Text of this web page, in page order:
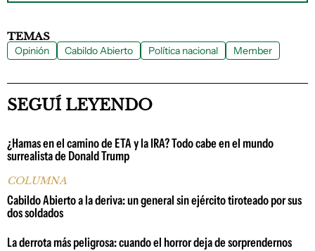
TEMAS
Opinión Cabildo Abierto Política nacional Member
SEGUÍ LEYENDO
¿Hamas en el camino de ETA y la IRA? Todo cabe en el mundo
surrealista de Donald Trump
COLUMNA
Cabildo Abierto a la deriva: un general sin ejército tiroteado por sus
dos soldados
La derrota más peligrosa: cuando el horror deja de sorprendernos